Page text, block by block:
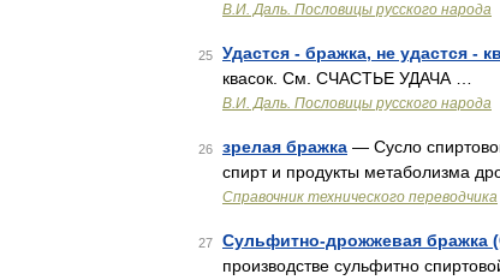
В.И. Даль. Пословицы русского народа
25 Удастся - бражка, не удастся -
квасок. См. СЧАСТЬЕ УДАЧА …
В.И. Даль. Пословицы русского народа
26 зрелая бражка — Сусло
спирт и продукты метаболизма
Справочник технического переводчика
27 Сульфитно-дрожжевая бражка
производстве сульфитно